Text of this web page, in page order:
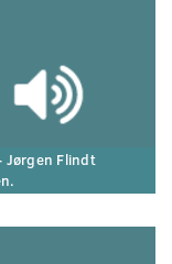
Jørgen Flindt